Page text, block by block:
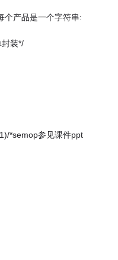
个产品是一个字符串:
封装*/
*semop参见课件ppt